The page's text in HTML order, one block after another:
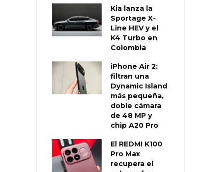
Kia lanza la
Sportage X-
Line HEV y el
K4 Turbo en
Colombia
iPhone Air 2:
filtran una
Dynamic Island
más pequeña,
doble cámara
de 48 MP y
chip A20 Pro
El REDMI K100
Pro Max
recupera el